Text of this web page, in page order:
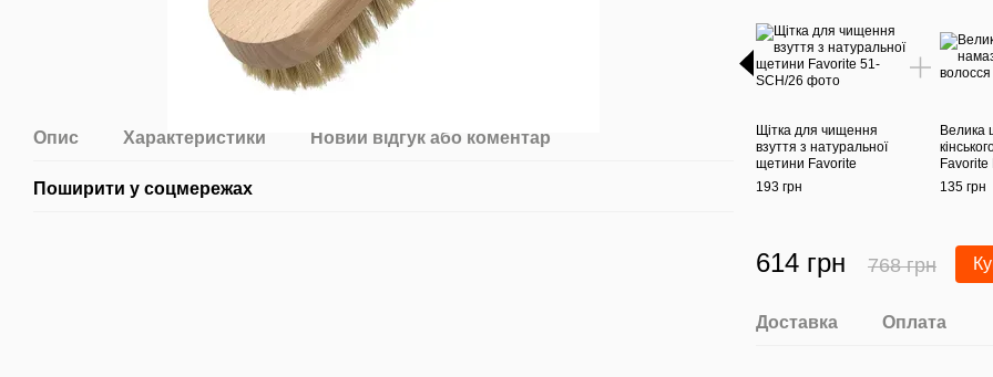
Опис Характеристики Новий відгук або коментар
Поширити у соцмережах
Щітка для чищення
взуття з натуральної
щетини Favorite
193 грн
Велика
Favorite
135 грн
614 грн 768 грн
Доставка Оплата